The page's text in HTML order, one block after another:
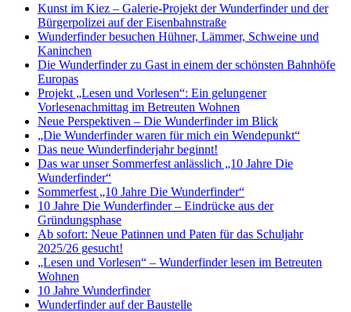
Kunst im Kiez – Galerie-Projekt der Wunderfinder und der
Bürgerpolizei auf der Eisenbahnstraße
Wunderfinder besuchen Hühner, Lämmer, Schweine und
Kaninchen
Die Wunderfinder zu Gast in einem der schönsten Bahnhöfe
Europas
Projekt „Lesen und Vorlesen“: Ein gelungener
Vorlesenachmittag im Betreuten Wohnen
Neue Perspektiven – Die Wunderfinder im Blick
„Die Wunderfinder waren für mich ein Wendepunkt“
Das neue Wunderfinderjahr beginnt!
Das war unser Sommerfest anlässlich „10 Jahre Die
Wunderfinder“
Sommerfest „10 Jahre Die Wunderfinder“
10 Jahre Die Wunderfinder – Eindrücke aus der
Gründungsphase
Ab sofort: Neue Patinnen und Paten für das Schuljahr
2025/26 gesucht!
„Lesen und Vorlesen“ – Wunderfinder lesen im Betreuten
Wohnen
10 Jahre Wunderfinder
Wunderfinder auf der Baustelle